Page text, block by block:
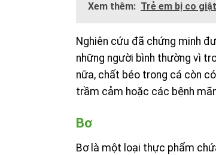
Xem thêm: Trẻ em bị co
Nghiên cứu đã chứng minh
những người bình thường vì
nữa, chất béo trong cá còn
trầm cảm hoặc các bệnh
Bơ
Bơ là một loại thực phẩm